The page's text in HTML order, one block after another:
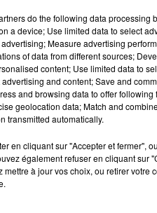
do the following data processing
a device; Use limited data to select
Measure advertising
of data from different sources;
content; Use limited data to
and content; Save and
and browsing data to offer
geolocation data; Match and
transmitted automatically.
en cliquant sur "Accepter et fermer",
également refuser en cliquant sur
mettre à jour vos choix, ou retirer